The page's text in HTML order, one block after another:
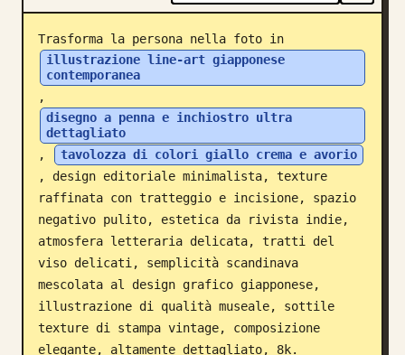
Scarica
Blog
Aggiornamenti
Trasforma la persona nella foto in
illustrazione line-art giapponese
contemporanea
,
disegno a penna e inchiostro ultra
dettagliato
,
tavolozza di colori giallo crema e avorio
, design editoriale minimalista, texture
raffinata con tratteggio e incisione, spazio
negativo pulito, estetica da rivista indie,
atmosfera letteraria delicata, tratti del
viso delicati, semplicità scandinava
mescolata al design grafico giapponese,
illustrazione di qualità museale, sottile
texture di stampa vintage, composizione
elegante, altamente dettagliato, 8k.